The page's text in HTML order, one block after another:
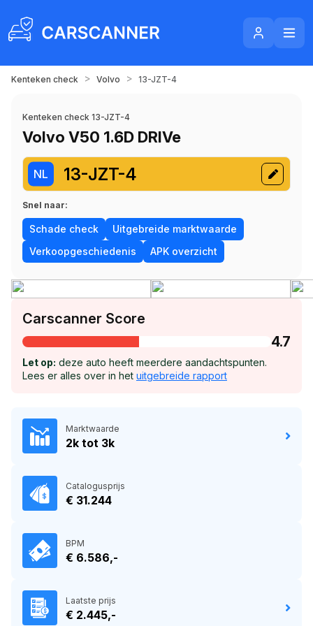
Kenteken check > Volvo > 13-JZT-4
Kenteken check 13-JZT-4
Volvo V50 1.6D DRIVe
NL 13-JZT-4
Snel naar:
Schade check
Uitgebreide marktwaarde
Verkoopgeschiedenis
APK overzicht
Carscanner Score
4.7
Let op: deze auto heeft meerdere aandachtspunten.
Lees er alles over in het uitgebreide rapport
Marktwaarde
2k tot 3k
Catalogusprijs
€ 31.244
BPM
€ 6.586,-
Laatste prijs
€ 2.445,-